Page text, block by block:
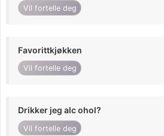
Vil fortelle deg
Favorittkjøkken
Vil fortelle deg
Drikker jeg alc ohol?
Vil fortelle deg